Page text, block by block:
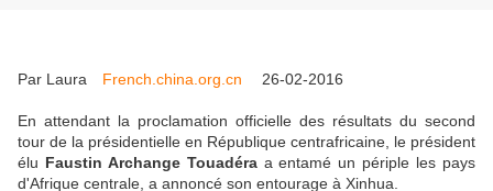
Par Laura French.china.org.cn 26-02-2016
En attendant la proclamation officielle des résultats du second
tour de la présidentielle en République centrafricaine, le président
élu Faustin Archange Touadéra a entamé un périple les pays
d'Afrique centrale, a annoncé son entourage à Xinhua.